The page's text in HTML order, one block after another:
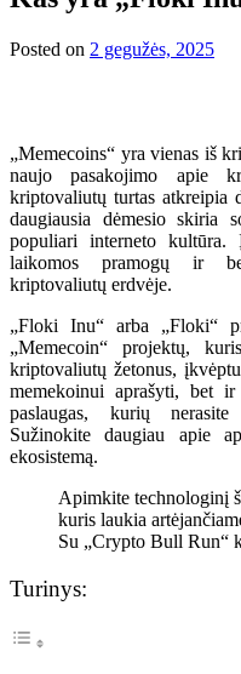
Posted on 2 gegužės, 2025
„Memecoins“ yra vienas iš
naujo pasakojimo apie
kriptovaliutų turtas atkreipia
daugiausia dėmesio skiria
populiari interneto kultūra.
laikomos pramogų ir
kriptovaliutų erdvėje.
„Floki Inu“ arba „Floki“
„Memecoin“ projektų,
kriptovaliutų žetonus,
memekoinui aprašyti, bet ir
paslaugas, kurių nerasite
Sužinokite daugiau apie
ekosistemą.
Apimkite technologinį
kuris laukia
Su „Crypto Bull Run“
Turinys: